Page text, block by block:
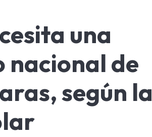
una
nacional de
según la